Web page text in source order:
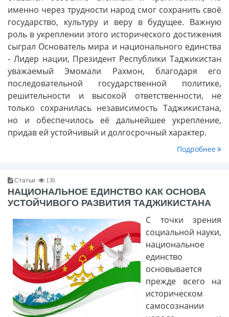
именно через трудности народ смог сохранить своё
государство, культуру и веру в будущее. Важную
роль в укреплении этого исторического достижения
сыграл Основатель мира и национального единства
- Лидер нации, Президент Республики Таджикистан
уважаемый Эмомали Рахмон, благодаря его
последовательной государственной политике,
решительности и высокой ответственности, не
только сохранилась независимость Таджикистана,
но и обеспечилось её дальнейшее укрепление,
придав ей устойчивый и долгосрочный характер.
Подробнее
Статьи 136
НАЦИОНАЛЬНОЕ ЕДИНСТВО КАК ОСНОВА
УСТОЙЧИВОГО РАЗВИТИЯ ТАДЖИКИСТАНА
С точки зрения
социальной науки,
национальное
единство
основывается
прежде всего на
историческом
самосознании